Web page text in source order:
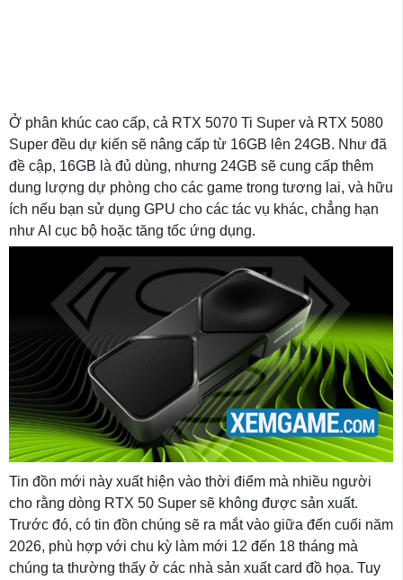
Ở phân khúc cao cấp, cả RTX 5070 Ti Super và RTX 5080
Super đều dự kiến ​​sẽ nâng cấp từ 16GB lên 24GB. Như đã
đề cập, 16GB là đủ dùng, nhưng 24GB sẽ cung cấp thêm
dung lượng dự phòng cho các game trong tương lai, và hữu
ích nếu bạn sử dụng GPU cho các tác vụ khác, chẳng hạn
như AI cục bộ hoặc tăng tốc ứng dụng.
Tin đồn mới này xuất hiện vào thời điểm mà nhiều người
cho rằng dòng RTX 50 Super sẽ không được sản xuất.
Trước đó, có tin đồn chúng sẽ ra mắt vào giữa đến cuối năm
2026, phù hợp với chu kỳ làm mới 12 đến 18 tháng mà
chúng ta thường thấy ở các nhà sản xuất card đồ họa. Tuy